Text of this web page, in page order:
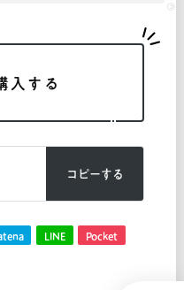
入する
コピーする
LINE Pocket